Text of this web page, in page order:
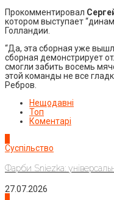
Прокомментировал
котором выступает
Голландии.
“Да, эта сборная уже
сборная демонстрирует
смогли забить восемь
этой команды не все
Ребров.
Нещодавні
Топ
Коментарі
Суспільство
Фарби Sniezka:
27.07.2026